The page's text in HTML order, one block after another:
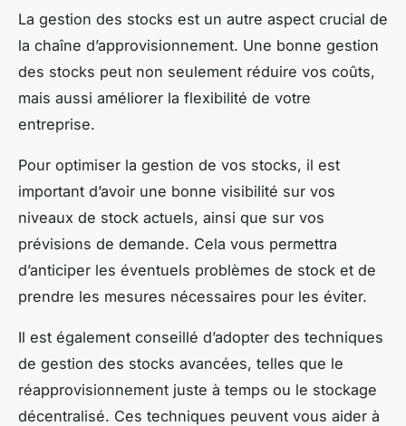
La gestion des stocks est un autre aspect crucial de
la chaîne d’approvisionnement. Une bonne gestion
des stocks peut non seulement réduire vos coûts,
mais aussi améliorer la flexibilité de votre
entreprise.
Pour optimiser la gestion de vos stocks, il est
important d’avoir une bonne visibilité sur vos
niveaux de stock actuels, ainsi que sur vos
prévisions de demande. Cela vous permettra
d’anticiper les éventuels problèmes de stock et de
prendre les mesures nécessaires pour les éviter.
Il est également conseillé d’adopter des techniques
de gestion des stocks avancées, telles que le
réapprovisionnement juste à temps ou le stockage
décentralisé. Ces techniques peuvent vous aider à